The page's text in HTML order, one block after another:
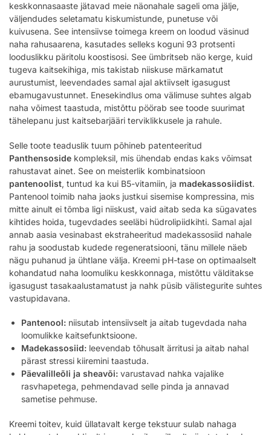
keskkonnasaaste jätavad meie näonahale sageli oma jälje,
väljendudes seletamatu kiskumistunde, punetuse või
kuivusena. See intensiivse toimega kreem on loodud väsinud
naha rahusaarena, kasutades selleks koguni 93 protsenti
looduslikku päritolu koostisosi. See ümbritseb näo kerge, kuid
tugeva kaitsekihiga, mis takistab niiskuse märkamatut
aurustumist, leevendades samal ajal aktiivselt igasugust
ebamugavustunnet. Enesekindlus oma välimuse suhtes algab
naha võimest taastuda, mistõttu pöörab see toode suurimat
tähelepanu just kaitsebarjääri terviklikkusele ja rahule.
Selle toote teaduslik tuum põhineb patenteeritud
Panthensoside kompleksil, mis ühendab endas kaks võimsat
rahustavat ainet. See on meisterlik kombinatsioon
pantenoolist, tuntud ka kui B5-vitamiin, ja madekassosiidist.
Pantenool toimib naha jaoks justkui sisemise kompressina, mis
mitte ainult ei tõmba ligi niiskust, vaid aitab seda ka sügavates
kihtides hoida, tugevdades seeläbi hüdrolipiidkihti. Samal ajal
annab aasia vesinabast ekstraheeritud madekassosiid nahale
rahu ja soodustab kudede regeneratsiooni, tänu millele näeb
nägu puhanud ja ühtlane välja. Kreemi pH-tase on optimaalselt
kohandatud naha loomuliku keskkonnaga, mistõttu välditakse
igasugust tasakaalustamatust ja nahk püsib välistegurite suhtes
vastupidavana.
Pantenool: niisutab intensiivselt ja aitab tugevdada naha
loomulikke kaitsefunktsioone.
Madekassosiid: leevendab tõhusalt ärritusi ja aitab nahal
pärast stressi kiiremini taastuda.
Päevalilleõli ja sheavõi: varustavad nahka vajalike
rasvhapetega, pehmendavad selle pinda ja annavad
sametise pehmuse.
Kreemi toitev, kuid üllatavalt kerge tekstuur sulab nahaga